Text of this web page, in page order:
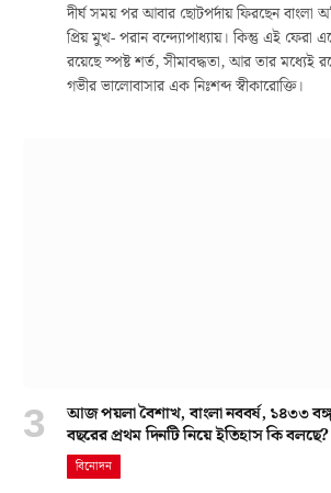
দীর্ঘ সময় পর আবার ছোটপর্দায় ফিরছেন বাংলা
প্রিয় মুখ- পরান বন্দ্যোপাধ্যায়। কিন্তু এই ফেরা
রয়েছে স্পষ্ট শর্ত, সীমাবদ্ধতা, আর তার মধ্যেই
গভীর ভালোবাসার এক নিঃশব্দ স্বীকারোক্তি।
আজ পয়লা বৈশাখ, বাংলা নববর্ষ, ১৪৩৩
বছরের প্রথম দিনটি নিয়ে ইতিহাস কি বলছে?
বিনোদন